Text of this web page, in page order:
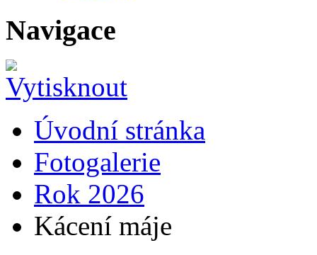
Navigace
Úvodní stránka
Fotogalerie
Rok 2026
Kácení máje